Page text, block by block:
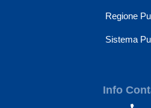
Regione
Sistema
Info